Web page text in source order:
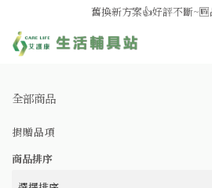
舊換新方案👍好評不斷~🆕
全部商品
捐贈品項
商品排序